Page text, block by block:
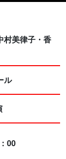
村美律子・香
ル
00